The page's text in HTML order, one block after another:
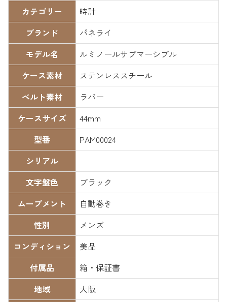
カテゴリー
時計
ブランド
パネライ
モデル名
ルミノールサブマーシブル
ケース素材
ステンレススチール
ベルト素材
ラバー
ケースサイズ
44mm
型番
PAM00024
シリアル
文字盤色
ブラック
ムーブメント
自動巻き
性別
メンズ
コンディション
美品
付属品
箱・保証書
地域
大阪